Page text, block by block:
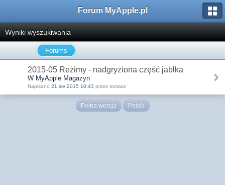
Forum MyApple.pl
Wyniki wyszukiwania
Forums
2015-05 Reżimy - nadgryziona część jabłka
W MyApple Magazyn
Napisano 21 sie 2015 10:43 przez tomasz
Pełna wersja Polski